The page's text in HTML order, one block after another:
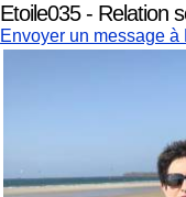
Etoile035 - Relation
Envoyer un message à